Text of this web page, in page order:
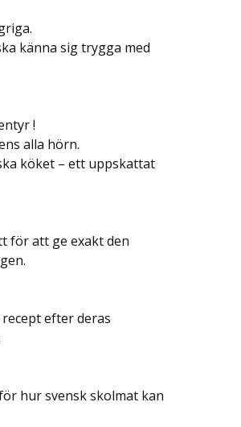
känna sig trygga med
!
alla hörn.
köket – ett uppskattat
för att ge exakt den
efter deras
hur svensk skolmat kan